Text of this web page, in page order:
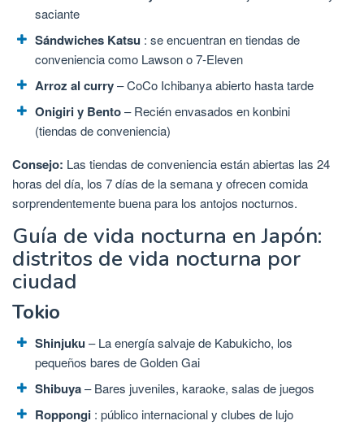
saciante
Sándwiches Katsu : se encuentran en tiendas de
conveniencia como Lawson o 7-Eleven
Arroz al curry– CoCo Ichibanya abierto hasta tarde
Onigiri y Bento– Recién envasados ​​en konbini
(tiendas de conveniencia)
Consejo: Las tiendas de conveniencia están abiertas las 24
horas del día, los 7 días de la semana y ofrecen comida
sorprendentemente buena para los antojos nocturnos.
Guía de vida nocturna en Japón:
distritos de vida nocturna por
ciudad
Tokio
Shinjuku – La energía salvaje de Kabukicho, los
pequeños bares de Golden Gai
Shibuya– Bares juveniles, karaoke, salas de juegos
Roppongi : público internacional y clubes de lujo